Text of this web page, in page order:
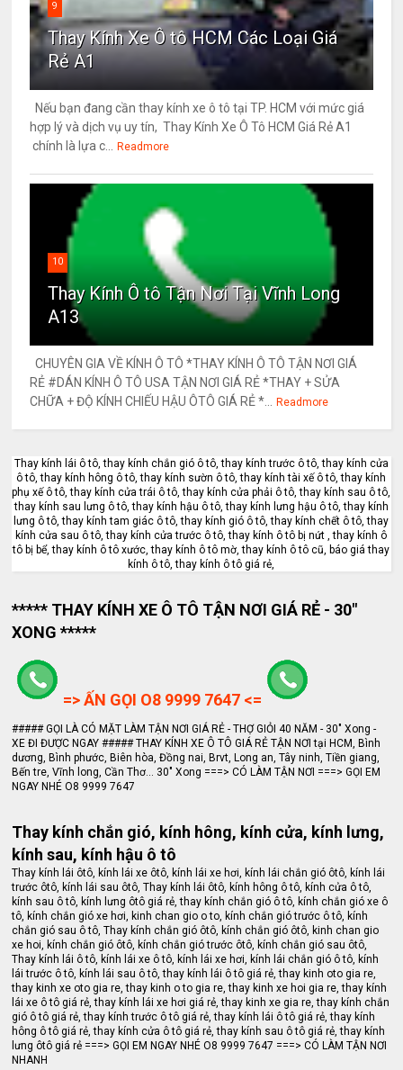
9
Thay Kính Xe Ô tô HCM Các Loại Giá
Rẻ A1
Nếu bạn đang cần thay kính xe ô tô tại TP. HCM với mức giá
hợp lý và dịch vụ uy tín, Thay Kính Xe Ô Tô HCM Giá Rẻ A1
chính là lựa c...
Readmore
10
Thay Kính Ô tô Tận Nơi Tại Vĩnh Long
A13
CHUYÊN GIA VỀ KÍNH Ô TÔ *THAY KÍNH Ô TÔ TẬN NƠI GIÁ
RẺ #DÁN KÍNH Ô TÔ USA TẬN NƠI GIÁ RẺ *THAY + SỬA
CHỮA + ĐỘ KÍNH CHIẾU HẬU ÔTÔ GIÁ RẺ *...
Readmore
Thay kính lái ô tô, thay kính chắn gió ô tô, thay kính trước ô tô, thay kính cửa
ô tô, thay kính hông ô tô, thay kính sườn ô tô, thay kính tài xế ô tô, thay kính
phụ xế ô tô, thay kính cửa trái ô tô, thay kính cửa phải ô tô, thay kính sau ô tô,
thay kính sau lưng ô tô, thay kính hậu ô tô, thay kính lưng hậu ô tô, thay kính
lưng ô tô, thay kính tam giác ô tô, thay kính gió ô tô, thay kính chết ô tô, thay
kính cửa sau ô tô, thay kính cửa trước ô tô, thay kính ô tô bị nứt , thay kính ô
tô bị bể, thay kính ô tô xước, thay kính ô tô mờ, thay kính ô tô cũ, báo giá thay
kính ô tô, thay kính ô tô giá rẻ,
***** THAY KÍNH XE Ô TÔ TẬN NƠI GIÁ RẺ - 30"
XONG *****
=> ẤN GỌI O8 9999 7647 <=
##### GỌI LÀ CÓ MẶT LÀM TẬN NƠI GIÁ RẺ - THỢ GIỎI 40 NĂM - 30" Xong -
XE ĐI ĐƯỢC NGAY ##### THAY KÍNH XE Ô TÔ GIÁ RẺ TẬN NƠI tại HCM, Bình
dương, Bình phước, Biên hòa, Đồng nai, Brvt, Long an, Tây ninh, Tiền giang,
Bến tre, Vĩnh long, Cần Thơ... 30" Xong ===> CÓ LÀM TẬN NƠI ===> GỌI EM
NGAY NHÉ O8 9999 7647
Thay kính chắn gió, kính hông, kính cửa, kính lưng,
kính sau, kính hậu ô tô
Thay kính lái ôtô, kính lái xe ôtô, kính lái xe hơi, kính lái chắn gió ôtô, kính lái
trước ôtô, kính lái sau ôtô, Thay kính lái ôtô, kính hông ô tô, kính cửa ô tô,
kính sau ô tô, kính lưng ôtô giá rẻ, thay kính chắn gió ô tô, kính chắn gió xe ô
tô, kính chắn gió xe hơi, kinh chan gio o to, kính chắn gió trước ô tô, kính
chắn gió sau ô tô, Thay kính chắn gió ôtô, kính chắn gió ôtô, kinh chan gio
xe hoi, kính chắn gió ôtô, kính chắn gió trước ôtô, kính chắn gió sau ôtô,
Thay kính lái ô tô, kính lái xe ô tô, kính lái xe hơi, kính lái chắn gió ô tô, kính
lái trước ô tô, kính lái sau ô tô, thay kính lái ô tô giá rẻ, thay kinh oto gia re,
thay kinh xe oto gia re, thay kinh o to gia re, thay kinh xe hoi gia re, thay kính
lái xe ô tô giá rẻ, thay kính lái xe hơi giá rẻ, thay kinh xe gia re, thay kính chắn
gió ô tô giá rẻ, thay kính trước ô tô giá rẻ, thay kính lái ô tô giá rẻ, thay kính
hông ô tô giá rẻ, thay kính cửa ô tô giá rẻ, thay kính sau ô tô giá rẻ, thay kính
lưng ôtô giá rẻ ===> GỌI EM NGAY NHÉ O8 9999 7647 ===> CÓ LÀM TẬN NƠI
NHANH